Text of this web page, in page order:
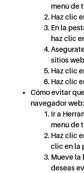
menú de
Haz clic
En la
haz clic
sitios
Haz clic
Haz clic
Cómo evitar
navegador web:
Ir a
menú de
Haz clic
clic en la
Mueve la
deseas